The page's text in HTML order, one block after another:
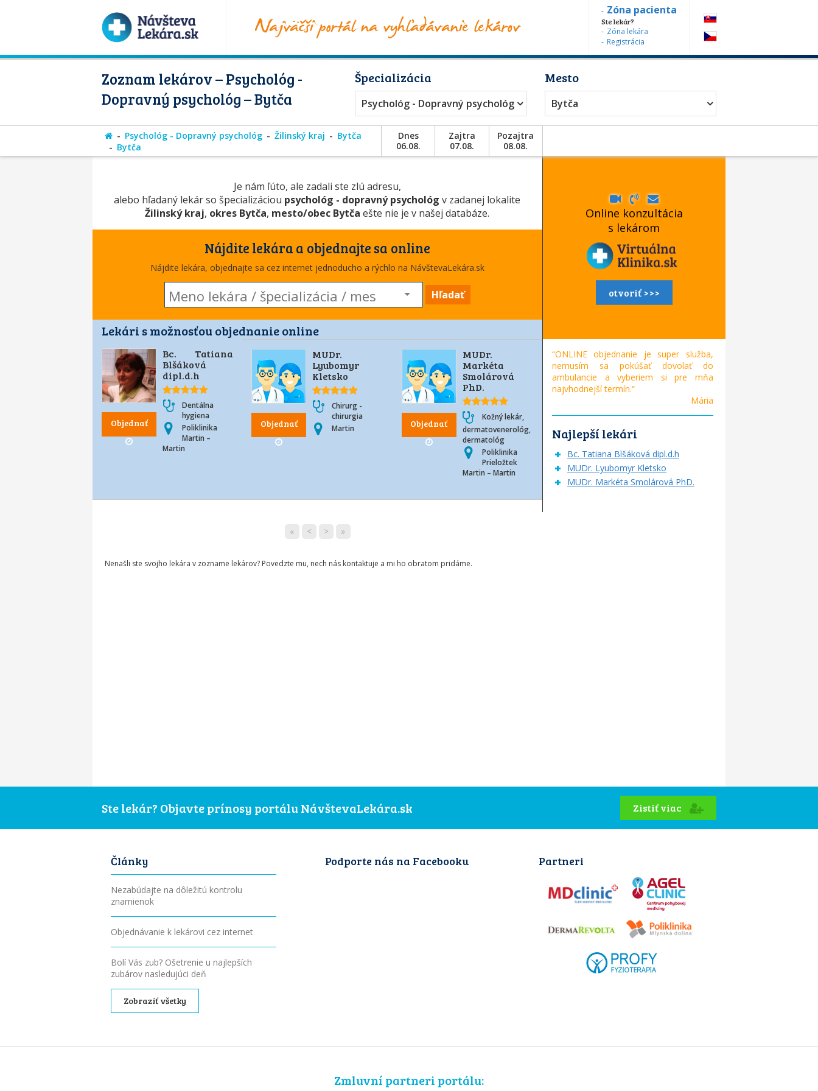
Zóna pacienta
Ste lekár?
Zóna lekára
Registrácia
Zoznam lekárov – Psychológ -
Dopravný psychológ – Bytča
Špecializácia
Psychológ - Dopravný psychológ
Mesto
Bytča
Psychológ - Dopravný psychológ Žilinský kraj
Bytča
Bytča
Dnes
06.08.
Zajtra
07.08.
Pozajtra
08.08.
Je nám ľúto, ale zadali ste zlú adresu,
alebo hľadaný lekár so špecializáciou psychológ - dopravný psychológ v zadanej lokalite
Žilinský kraj, okres Bytča, mesto/obec Bytča ešte nie je v našej databáze.
Nájdite lekára a objednajte sa online
Nájdite lekára, objednajte sa cez internet jednoducho a rýchlo na NávštevaLekára.sk
Hľadať
Lekári s možnosťou objednanie online
Objednať
Bc. Tatiana
Blšáková
dipl.d.h
Dentálna
hygiena
Poliklinika
Martin –
Martin
Objednať
MUDr.
Lyubomyr
Kletsko
Chirurg -
chirurgia
Martin
Objednať
MUDr.
Markéta
Smolárová
PhD.
Kožný lekár,
dermatovenerológ,
dermatológ
Poliklinika
Prieložtek
Martin – Martin
« < > »
Nenašli ste svojho lekára v zozname lekárov? Povedzte mu, nech nás kontaktuje a mi ho obratom pridáme.
Online konzultácia
s lekárom
otvoriť >>>
“ONLINE objednanie je super služba,
nemusím sa pokúšať dovolať do
ambulancie a vyberiem si pre mňa
najvhodnejší termín.“
Mária
Najlepší lekári
Bc. Tatiana Blšáková dipl.d.h
MUDr. Lyubomyr Kletsko
MUDr. Markéta Smolárová PhD.
Ste lekár? Objavte prínosy portálu NávštevaLekára.sk Zistiť viac
Články
Nezabúdajte na dôležitú kontrolu
znamienok
Objednávanie k lekárovi cez internet
Bolí Vás zub? Ošetrenie u najlepších
zubárov nasledujúci deň
Zobraziť všetky
Podporte nás na Facebooku Partneri
Zmluvní partneri portálu: